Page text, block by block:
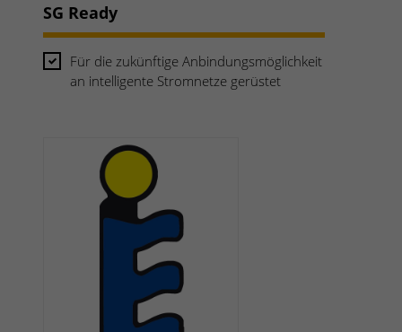
SG Ready
Für die zukünftige Anbindungsmöglichkeit
an intelligente Stromnetze gerüstet